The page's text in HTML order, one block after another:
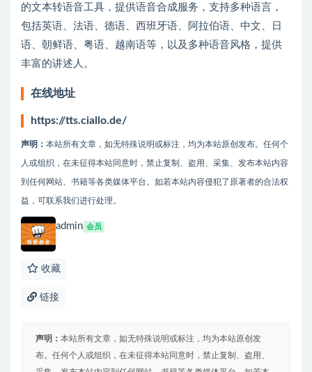
的文本转语音工具，提供语音合成服务，支持多种语言，
包括英语、法语、德语、西班牙语、阿拉伯语、中文、日
语、朝鲜语、粤语、越南语等，以及多种语音风格，提供
丰富的讲述人。
在线地址
https://tts.ciallo.de/
声明： 本站所有文章，如无特殊说明或标注，均为本站原创发布。任何个
人或组织，在未征得本站同意时，禁止复制、盗用、采集、发布本站内容
到任何网站、书籍等各类媒体平台。如若本站内容侵犯了原著者的合法权
益，可联系我们进行处理。
admin 会员
收藏
链接
声明： 本站所有文章，如无特殊说明或标注，均为本站原创发
布。任何个人或组织，在未征得本站同意时，禁止复制、盗用、